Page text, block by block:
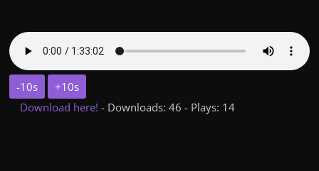
-10s
+10s
Download here!- Downloads: 46 - Plays: 14